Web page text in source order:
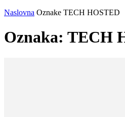
Naslovna Oznake TECH HOSTED
Oznaka: TECH